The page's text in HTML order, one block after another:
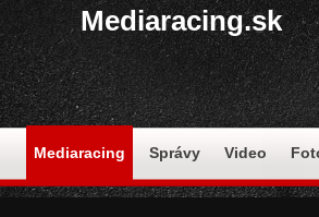
Mediaracing.sk
Mediaracing Správy Video